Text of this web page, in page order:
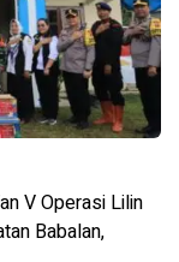
V Operasi Lilin
Babalan,